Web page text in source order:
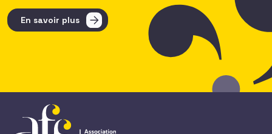
En savoir plus